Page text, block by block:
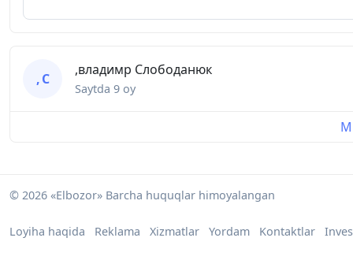
, С
,владимр Слободанюк
Saytda 9 oy
© 2026 «Elbozor» Barcha huquqlar himoyalangan
Loyiha haqida Reklama Xizmatlar Yordam Kontaktlar